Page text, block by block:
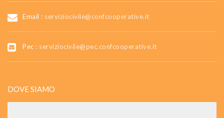
Email : serviziocivile@confcooperative.it
Pec : serviziocivile@pec.confcooperative.it
DOVE SIAMO